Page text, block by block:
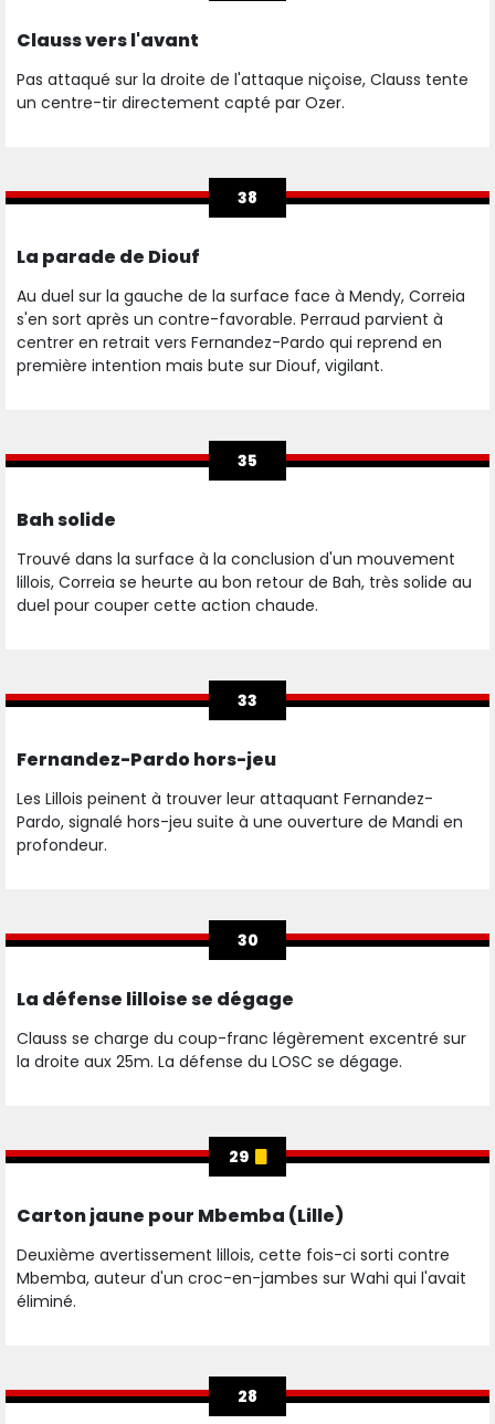
Clauss vers l'avant
Pas attaqué sur la droite de l'attaque niçoise, Clauss tente
un centre-tir directement capté par Ozer.
38
La parade de Diouf
Au duel sur la gauche de la surface face à Mendy, Correia
s'en sort après un contre-favorable. Perraud parvient à
centrer en retrait vers Fernandez-Pardo qui reprend en
première intention mais bute sur Diouf, vigilant.
35
Bah solide
Trouvé dans la surface à la conclusion d'un mouvement
lillois, Correia se heurte au bon retour de Bah, très solide au
duel pour couper cette action chaude.
33
Fernandez-Pardo hors-jeu
Les Lillois peinent à trouver leur attaquant Fernandez-
Pardo, signalé hors-jeu suite à une ouverture de Mandi en
profondeur.
30
La défense lilloise se dégage
Clauss se charge du coup-franc légèrement excentré sur
la droite aux 25m. La défense du LOSC se dégage.
29
Carton jaune pour Mbemba (Lille)
Deuxième avertissement lillois, cette fois-ci sorti contre
Mbemba, auteur d'un croc-en-jambes sur Wahi qui l'avait
éliminé.
28